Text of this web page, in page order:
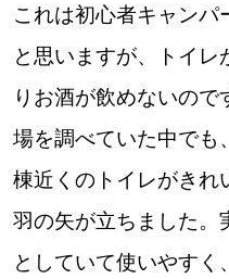
これは初心者キャン
と思いますが、トイレ
りお酒が飲めないの
場を調べていた中でも
棟近くのトイレがきれ
羽の矢が立ちました。
としていて使いやす